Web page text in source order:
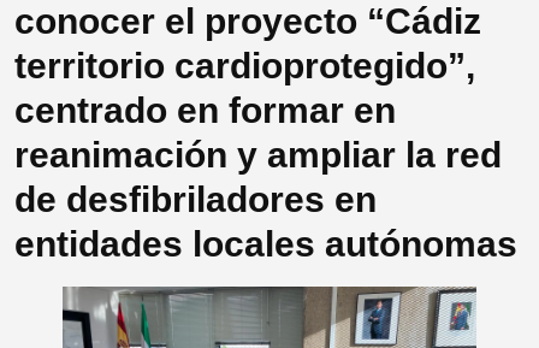
conocer el proyecto “Cádiz
territorio cardioprotegido”,
centrado en formar en
reanimación y ampliar la red
de desfibriladores en
entidades locales autónomas